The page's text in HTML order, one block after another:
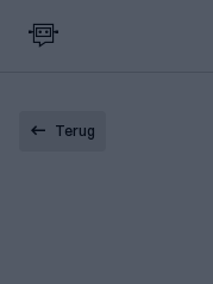
Terug